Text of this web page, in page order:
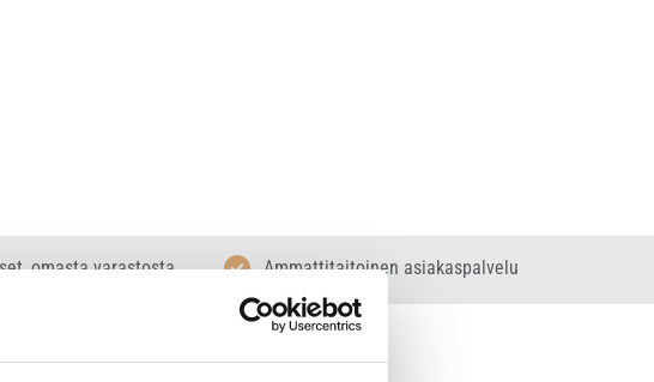
omasta varastosta Ammattitaitoinen asiakaspalvelu